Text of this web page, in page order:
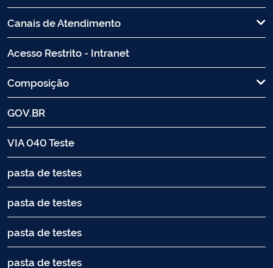
Canais de Atendimento
Acesso Restrito - Intranet
Composição
GOV.BR
VIA 040 Teste
pasta de testes
pasta de testes
pasta de testes
pasta de testes